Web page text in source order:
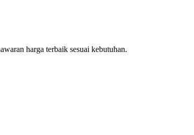
harga terbaik sesuai kebutuhan.